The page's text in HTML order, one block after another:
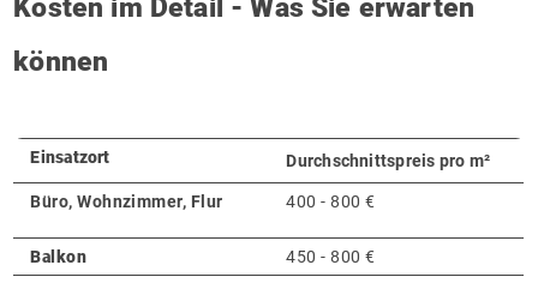
Kosten im Detail - Was Sie erwarten
können
Einsatzort Durchschnittspreis pro m²
Büro, Wohnzimmer, Flur 400 - 800 €
Balkon
450 - 800 €